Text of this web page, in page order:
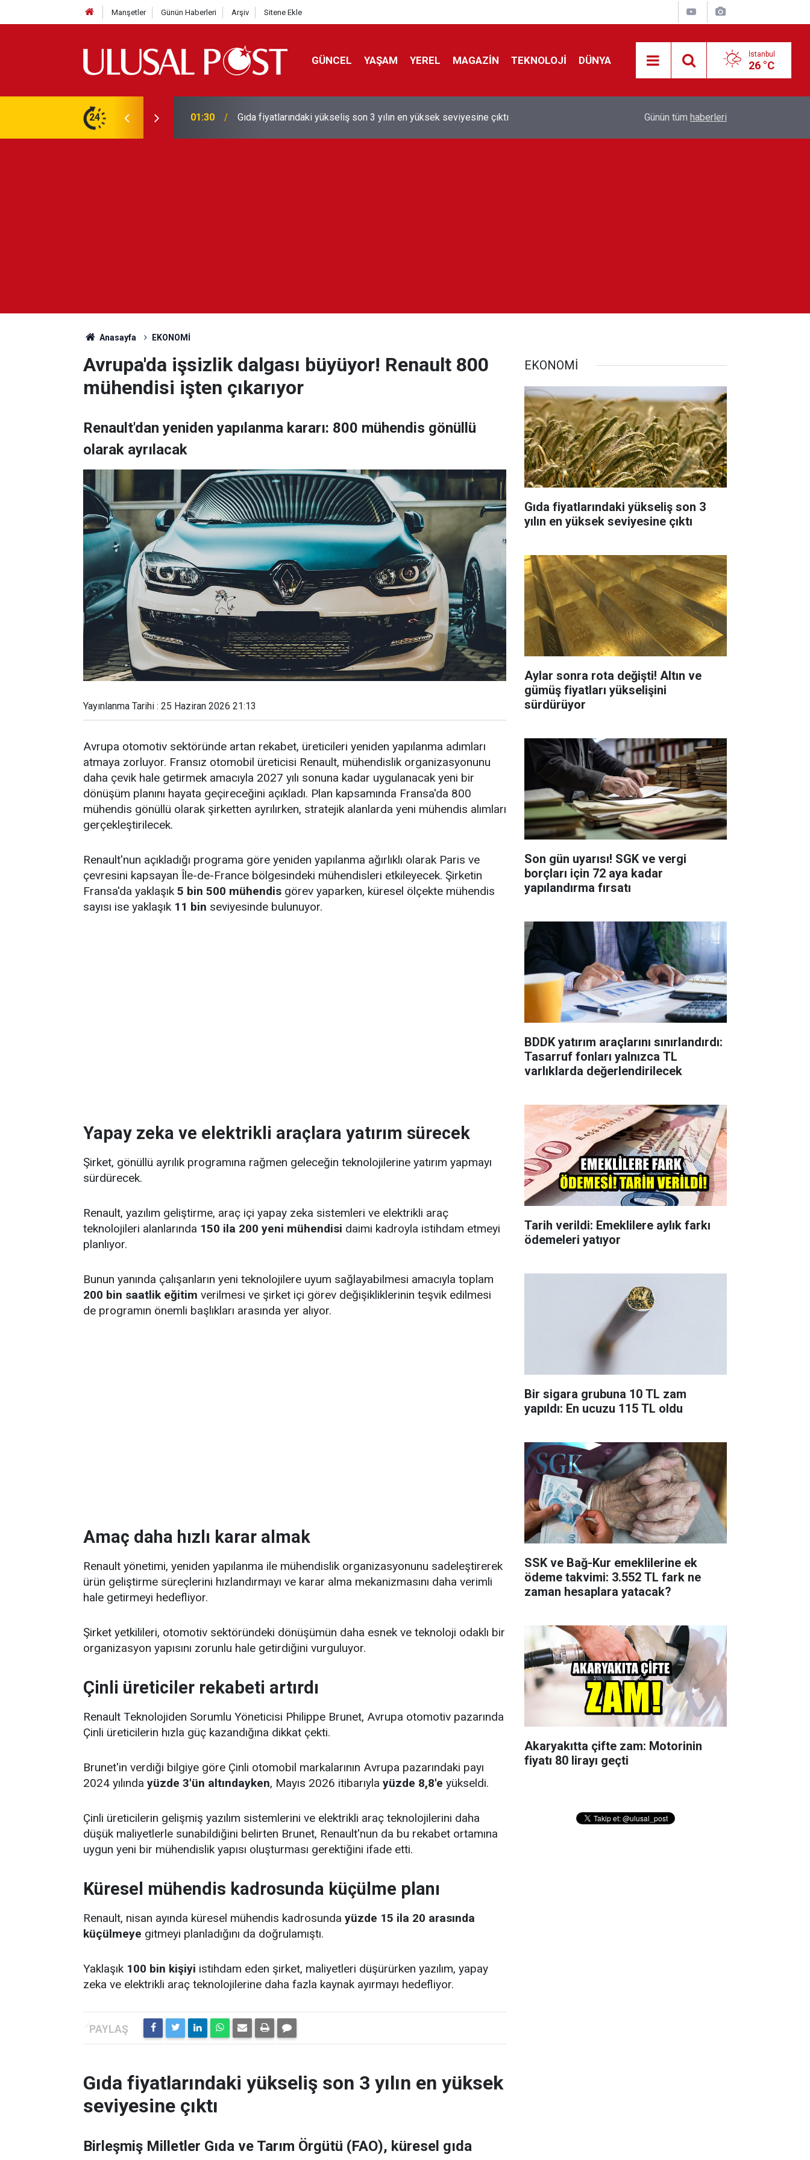
Manşetler Günün Haberleri Arşiv Sitene Ekle
GÜNCEL YAŞAM YEREL MAGAZİN TEKNOLOJİ DÜNYA İstanbul
26 °C
24
en yüksek seviyesine çıktı 01:26 Galatasaray'dan sekiz kişi hakkında savcılığa suç duyurusu
kontrol edecek
Günün tüm haberleri
Anasayfa EKONOMİ
Avrupa'da işsizlik dalgası büyüyor! Renault 800
mühendisi işten çıkarıyor
Renault'dan yeniden yapılanma kararı: 800 mühendis gönüllü
olarak ayrılacak
Yayınlanma Tarihi : 25 Haziran 2026 21:13
Avrupa otomotiv sektöründe artan rekabet, üreticileri yeniden yapılanma adımları
atmaya zorluyor. Fransız otomobil üreticisi Renault, mühendislik organizasyonunu
daha çevik hale getirmek amacıyla 2027 yılı sonuna kadar uygulanacak yeni bir
dönüşüm planını hayata geçireceğini açıkladı. Plan kapsamında Fransa'da 800
mühendis gönüllü olarak şirketten ayrılırken, stratejik alanlarda yeni mühendis alımları
gerçekleştirilecek.
Renault'nun açıkladığı programa göre yeniden yapılanma ağırlıklı olarak Paris ve
çevresini kapsayan Île-de-France bölgesindeki mühendisleri etkileyecek. Şirketin
Fransa'da yaklaşık 5 bin 500 mühendis görev yaparken, küresel ölçekte mühendis
sayısı ise yaklaşık 11 bin seviyesinde bulunuyor.
Yapay zeka ve elektrikli araçlara yatırım sürecek
Şirket, gönüllü ayrılık programına rağmen geleceğin teknolojilerine yatırım yapmayı
sürdürecek.
Renault, yazılım geliştirme, araç içi yapay zeka sistemleri ve elektrikli araç
teknolojileri alanlarında 150 ila 200 yeni mühendisi daimi kadroyla istihdam etmeyi
planlıyor.
Bunun yanında çalışanların yeni teknolojilere uyum sağlayabilmesi amacıyla toplam
200 bin saatlik eğitim verilmesi ve şirket içi görev değişikliklerinin teşvik edilmesi
de programın önemli başlıkları arasında yer alıyor.
Amaç daha hızlı karar almak
Renault yönetimi, yeniden yapılanma ile mühendislik organizasyonunu sadeleştirerek
ürün geliştirme süreçlerini hızlandırmayı ve karar alma mekanizmasını daha verimli
hale getirmeyi hedefliyor.
Şirket yetkilileri, otomotiv sektöründeki dönüşümün daha esnek ve teknoloji odaklı bir
organizasyon yapısını zorunlu hale getirdiğini vurguluyor.
Çinli üreticiler rekabeti artırdı
Renault Teknolojiden Sorumlu Yöneticisi Philippe Brunet, Avrupa otomotiv pazarında
Çinli üreticilerin hızla güç kazandığına dikkat çekti.
Brunet'in verdiği bilgiye göre Çinli otomobil markalarının Avrupa pazarındaki payı
2024 yılında yüzde 3'ün altındayken, Mayıs 2026 itibarıyla yüzde 8,8'e yükseldi.
Çinli üreticilerin gelişmiş yazılım sistemlerini ve elektrikli araç teknolojilerini daha
düşük maliyetlerle sunabildiğini belirten Brunet, Renault'nun da bu rekabet ortamına
uygun yeni bir mühendislik yapısı oluşturması gerektiğini ifade etti.
Küresel mühendis kadrosunda küçülme planı
Renault, nisan ayında küresel mühendis kadrosunda yüzde 15 ila 20 arasında
küçülmeye gitmeyi planladığını da doğrulamıştı.
Yaklaşık 100 bin kişiyi istihdam eden şirket, maliyetleri düşürürken yazılım, yapay
zeka ve elektrikli araç teknolojilerine daha fazla kaynak ayırmayı hedefliyor.
Gıda fiyatlarındaki yükseliş son 3 yılın en yüksek
seviyesine çıktı
Birleşmiş Milletler Gıda ve Tarım Örgütü (FAO), küresel gıda
EKONOMİ
Gıda fiyatlarındaki yükseliş son 3
yılın en yüksek seviyesine çıktı
Aylar sonra rota değişti! Altın ve
gümüş fiyatları yükselişini
sürdürüyor
Son gün uyarısı! SGK ve vergi
borçları için 72 aya kadar
yapılandırma fırsatı
BDDK yatırım araçlarını sınırlandırdı:
Tasarruf fonları yalnızca TL
varlıklarda değerlendirilecek
Tarih verildi: Emeklilere aylık farkı
ödemeleri yatıyor
Bir sigara grubuna 10 TL zam
yapıldı: En ucuzu 115 TL oldu
SSK ve Bağ-Kur emeklilerine ek
ödeme takvimi: 3.552 TL fark ne
zaman hesaplara yatacak?
Akaryakıtta çifte zam: Motorinin
fiyatı 80 lirayı geçti